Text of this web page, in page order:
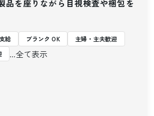
品を座りながら目視検査や梱包を
給 ブランク OK
主婦・主夫歓迎
...全て表示